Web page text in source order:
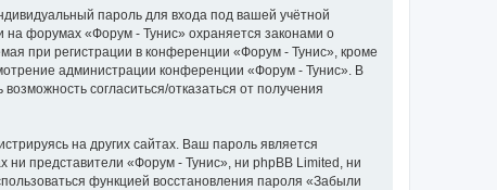
пароль для входа под вашей учётной
форумах «Форум - Тунис» охраняется законами о
при регистрации в конференции «Форум - Тунис», кроме
администрации конференции «Форум - Тунис». В
согласиться/отказаться от получения
на других сайтах. Ваш пароль является
ни представители «Форум - Тунис», ни phpBB Limited, ни
функцией восстановления пароля «Забыли